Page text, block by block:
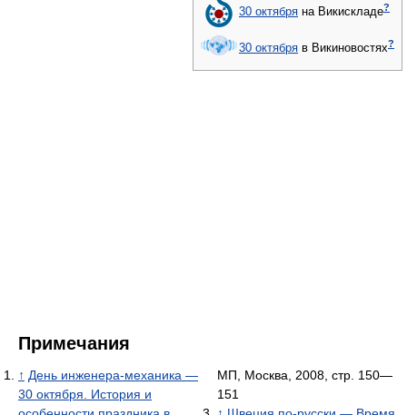
30 октября на Викискладе?
30 октября в Викиновостях?
Примечания
↑ День инженера-механика —
30 октября. История и
МП, Москва, 2008, стр. 150—
151